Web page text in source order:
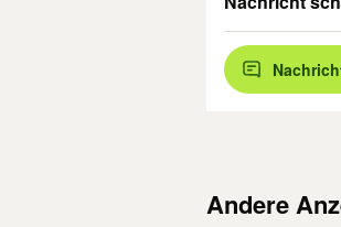
Andere